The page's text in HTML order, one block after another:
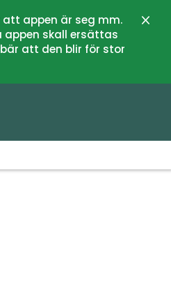
appen är seg mm.
appen skall ersättas
att den blir för stor
Lukk